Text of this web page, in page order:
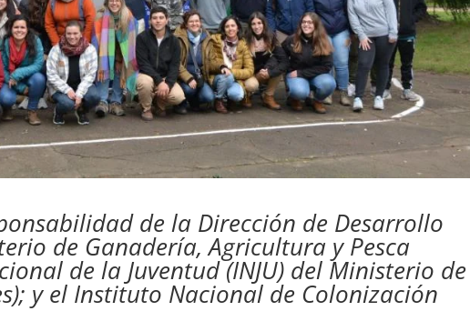
de la Dirección de Desarrollo
de Ganadería, Agricultura y Pesca
de la Juventud (INJU) del Ministerio de
y el Instituto Nacional de Colonización